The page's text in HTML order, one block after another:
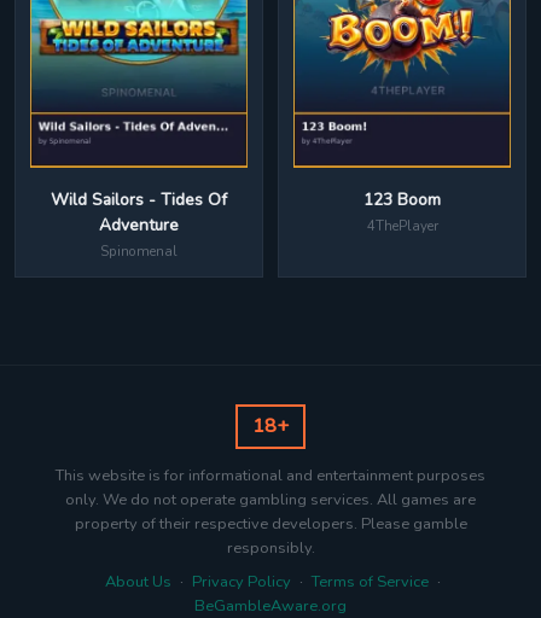
Wild Sailors - Tides Of
Adventure
Spinomenal
123 Boom
4ThePlayer
18+
This website is for informational and entertainment purposes
only. We do not operate gambling services. All games are
property of their respective developers. Please gamble
responsibly.
About Us · Privacy Policy · Terms of Service ·
BeGambleAware.org